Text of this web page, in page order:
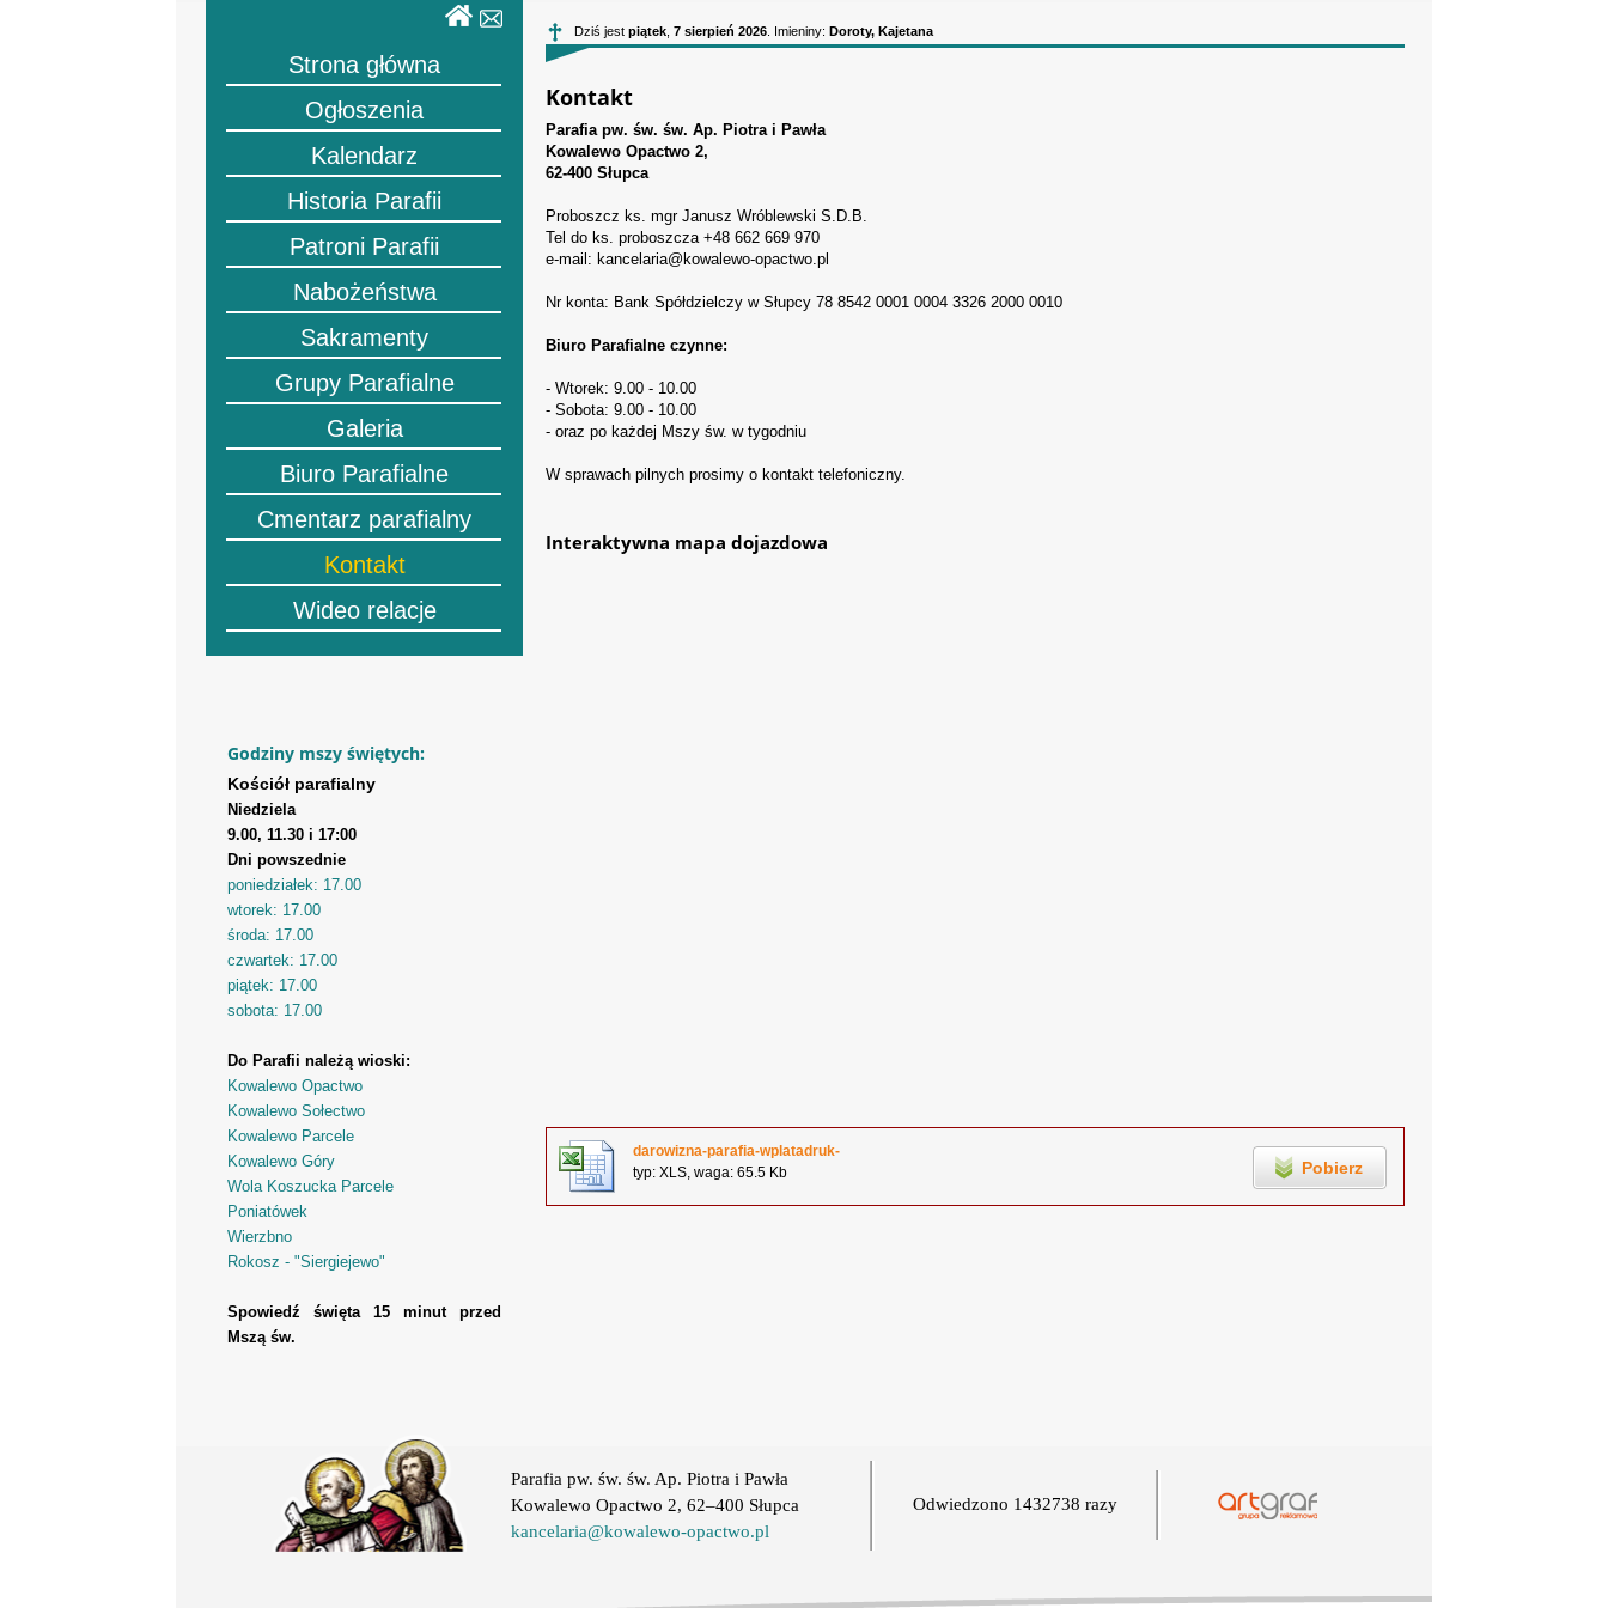
Strona główna
Ogłoszenia
Kalendarz
Historia Parafii
Patroni Parafii
Nabożeństwa
Sakramenty
Grupy Parafialne
Galeria
Biuro Parafialne
Cmentarz parafialny
Kontakt
Wideo relacje
Godziny mszy świętych:
Kościół parafialny
Niedziela
9.00, 11.30 i 17:00
Dni powszednie
poniedziałek: 17.00
wtorek: 17.00
środa: 17.00
czwartek: 17.00
piątek: 17.00
sobota: 17.00
Do Parafii należą wioski:
Kowalewo Opactwo
Kowalewo Sołectwo
Kowalewo Parcele
Kowalewo Góry
Wola Koszucka Parcele
Poniatówek
Wierzbno
Rokosz - "Siergiejewo"
Spowiedź święta 15 minut przed
Mszą św.
Dziś jest piątek 7 sierpień 2026 . Imieniny: Doroty, Kajetana
Kontakt
Parafia pw. św. św. Ap. Piotra i Pawła
Kowalewo Opactwo 2,
62-400 Słupca
Proboszcz ks. mgr Janusz Wróblewski S.D.B.
Tel do ks. proboszcza +48 662 669 970
e-mail: kancelaria@kowalewo-opactwo.pl
Nr konta: Bank Spółdzielczy w Słupcy 78 8542 0001 0004 3326 2000 0010
Biuro Parafialne czynne:
- Wtorek: 9.00 - 10.00
- Sobota: 9.00 - 10.00
- oraz po każdej Mszy św. w tygodniu
W sprawach pilnych prosimy o kontakt telefoniczny.
Interaktywna mapa dojazdowa
darowizna-parafia-wplatadruk-
typ: XLS, waga: 65.5 Kb
Pobierz
Parafia pw. św. św. Ap. Piotra i Pawła
Kowalewo Opactwo 2, 62–400 Słupca
kancelaria@kowalewo-opactwo.pl
Odwiedzono 1432738 razy